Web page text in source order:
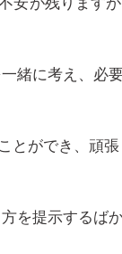
緒に考え、必
とができ、頑
を提示するば